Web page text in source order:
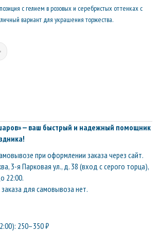
с гелием в розовых и серебристых оттенках с
вариант для украшения торжества.
— ваш быстрый и надежный помощник
при оформлении заказа через сайт.
3-я Парковая ул., д. 38 (вход с серого торца),
22:00.
для самовывоза нет.
250–350 ₽